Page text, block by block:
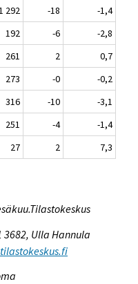
292 -18
-1,4
192 -6
-2,8
261 2
0,7
273 -0
-0,2
316 -10
-3,1
251 -4
-1,4
27 2 7,3
3682, Ulla Hannula